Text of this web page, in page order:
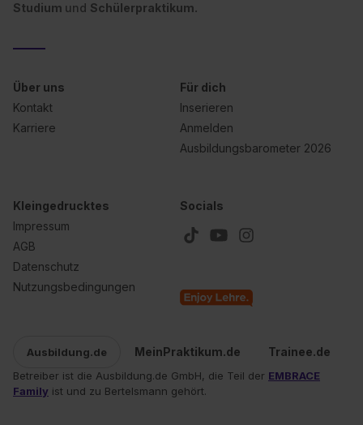
Studium und Schülerpraktikum.
Über uns
Kontakt
Karriere
Für dich
Inserieren
Anmelden
Ausbildungsbarometer 2026
Kleingedrucktes
Impressum
AGB
Datenschutz
Nutzungsbedingungen
Socials
Ausbildung.de MeinPraktikum.de Trainee.de
Betreiber ist die Ausbildung.de GmbH, die Teil der EMBRACE
Family ist und zu Bertelsmann gehört.